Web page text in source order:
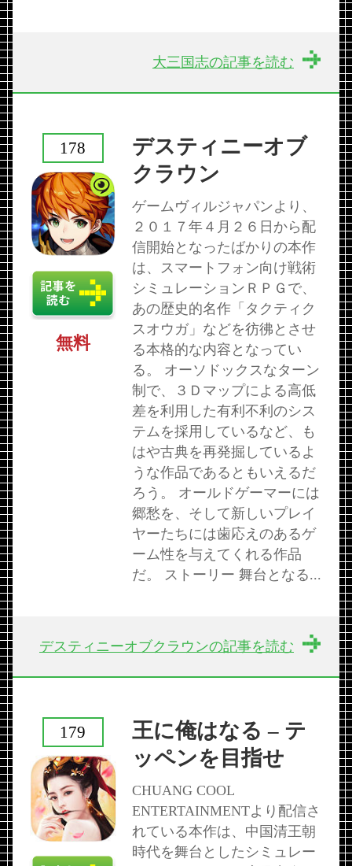
大三国志の記事を読む
デスティニーオブ
クラウン
ゲームヴィルジャパンより、
２０１７年４月２６日から配
信開始となったばかりの本作
は、スマートフォン向け戦術
シミュレーションＲＰＧで、
あの歴史的名作「タクティク
スオウガ」などを彷彿とさせ
る本格的な内容となってい
る。 オーソドックスなターン
制で、３Ｄマップによる高低
差を利用した有利不利のシス
テムを採用しているなど、も
はや古典を再発掘しているよ
うな作品であるともいえるだ
ろう。 オールドゲーマーには
郷愁を、そして新しいプレイ
ヤーたちには歯応えのあるゲ
ーム性を与えてくれる作品
だ。 ストーリー 舞台となる...
178
無料
デスティニーオブクラウンの記事を読む
王に俺はなる – テ
ッペンを目指せ
CHUANG COOL
ENTERTAINMENTより配信さ
れている本作は、中国清王朝
時代を舞台としたシミュレー
179